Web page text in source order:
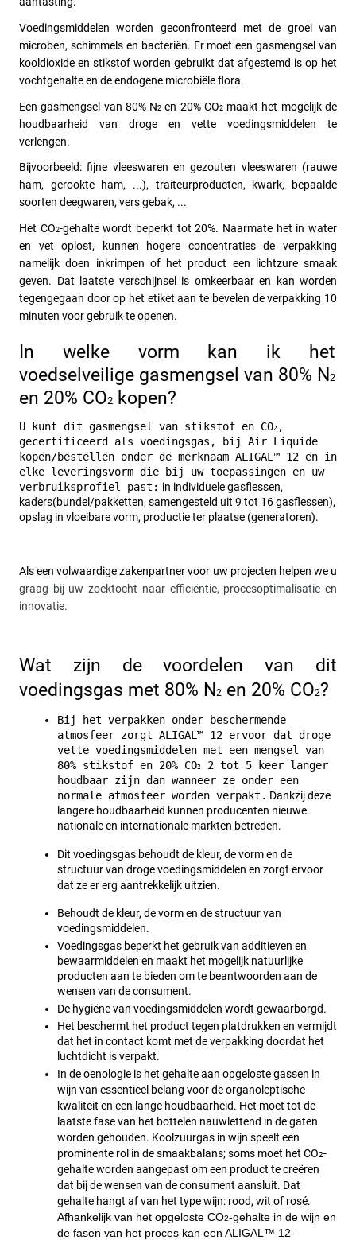
Voedingsmiddelen worden geconfronteerd met de groei van
microben, schimmels en bacteriën. Er moet een gasmengsel van
kooldioxide en stikstof worden gebruikt dat afgestemd is op het
vochtgehalte en de endogene microbiële flora.
Een gasmengsel van 80% N2 en 20% CO2 maakt het mogelijk de
houdbaarheid van droge en vette voedingsmiddelen te
verlengen.
Bijvoorbeeld: fijne vleeswaren en gezouten vleeswaren (rauwe
ham, gerookte ham, ...), traiteurproducten, kwark, bepaalde
soorten deegwaren, vers gebak, ...
Het CO2-gehalte wordt beperkt tot 20%. Naarmate het in water
en vet oplost, kunnen hogere concentraties de verpakking
namelijk doen inkrimpen of het product een lichtzure smaak
geven. Dat laatste verschijnsel is omkeerbaar en kan worden
tegengegaan door op het etiket aan te bevelen de verpakking 10
minuten voor gebruik te openen.
In welke vorm kan ik het
voedselveilige gasmengsel van 80% N2
en 20% CO2 kopen?
U kunt dit gasmengsel van stikstof en CO2 ,
gecertificeerd als voedingsgas, bij Air Liquide
kopen/bestellen onder de merknaam ALIGAL™ 12 en in
elke leveringsvorm die bij uw toepassingen en uw
verbruiksprofiel past: in individuele gasflessen,
kaders(bundel/pakketten, samengesteld uit 9 tot 16 gasflessen),
opslag in vloeibare vorm, productie ter plaatse (generatoren).
graag bij uw zoektocht naar efficiëntie, procesoptimalisatie en
innovatie.
Wat zijn de voordelen van dit
voedingsgas met 80% N2 en 20% CO2?
Bij het verpakken onder beschermende
atmosfeer zorgt ALIGAL™ 12 ervoor dat droge
vette voedingsmiddelen met een mengsel van
80% stikstof en 20% CO2
2 tot 5 keer langer
houdbaar zijn dan wanneer ze onder een
normale atmosfeer worden verpakt. Dankzij deze
langere houdbaarheid kunnen producenten nieuwe
nationale en internationale markten betreden.
Dit voedingsgas behoudt de kleur, de vorm en de
structuur van droge voedingsmiddelen en zorgt ervoor
dat ze er erg aantrekkelijk uitzien.
Behoudt de kleur, de vorm en de structuur van
voedingsmiddelen.
Voedingsgas beperkt het gebruik van additieven en
bewaarmiddelen en maakt het mogelijk natuurlijke
producten aan te bieden om te beantwoorden aan de
wensen van de consument.
De hygiëne van voedingsmiddelen wordt gewaarborgd.
Het beschermt het product tegen platdrukken en vermijdt
dat het in contact komt met de verpakking doordat het
luchtdicht is verpakt.
In de oenologie is het gehalte aan opgeloste gassen in
wijn van essentieel belang voor de organoleptische
kwaliteit en een lange houdbaarheid. Het moet tot de
laatste fase van het bottelen nauwlettend in de gaten
worden gehouden. Koolzuurgas in wijn speelt een
prominente rol in de smaakbalans; soms moet het CO2-
gehalte worden aangepast om een product te creëren
dat bij de wensen van de consument aansluit. Dat
Afhankelijk van het opgeloste CO2-gehalte in de wijn en
de fasen van het proces kan een ALIGAL™ 12-